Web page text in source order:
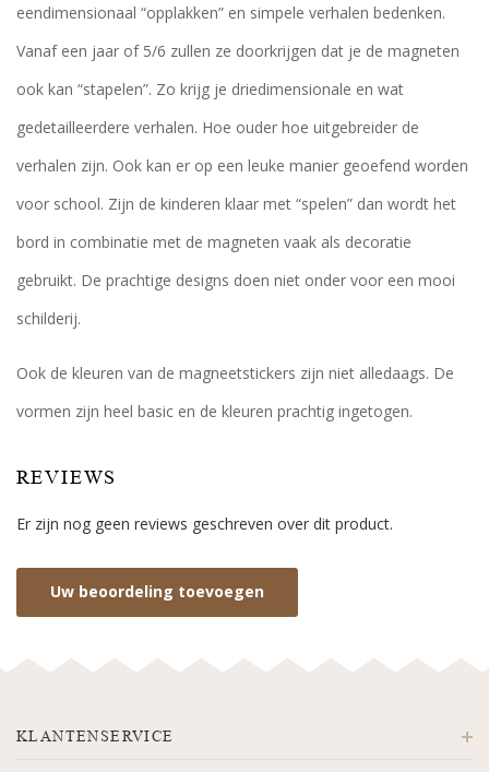
eendimensionaal “opplakken” en simpele verhalen bedenken.
Vanaf een jaar of 5/6 zullen ze doorkrijgen dat je de magneten
ook kan “stapelen”. Zo krijg je driedimensionale en wat
gedetailleerdere verhalen. Hoe ouder hoe uitgebreider de
verhalen zijn. Ook kan er op een leuke manier geoefend worden
voor school. Zijn de kinderen klaar met “spelen” dan wordt het
bord in combinatie met de magneten vaak als decoratie
gebruikt. De prachtige designs doen niet onder voor een mooi
schilderij.
Ook de kleuren van de magneetstickers zijn niet alledaags. De
vormen zijn heel basic en de kleuren prachtig ingetogen.
REVIEWS
Er zijn nog geen reviews geschreven over dit product.
Uw beoordeling toevoegen
KLANTENSERVICE